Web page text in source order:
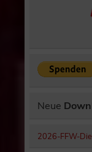
Neue
2026-FFW-